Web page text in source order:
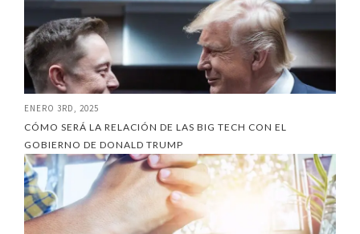
ENERO 3RD, 2025
CÓMO SERÁ LA RELACIÓN DE LAS BIG TECH CON EL
GOBIERNO DE DONALD TRUMP